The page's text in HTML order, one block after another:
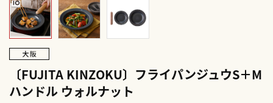
〔FUJITA KINZOKU〕フライパンジュウS＋M
ハンドル ウォルナット